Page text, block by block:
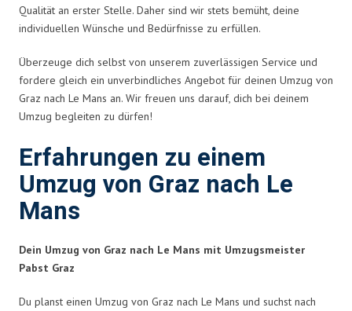
Qualität an erster Stelle. Daher sind wir stets bemüht, deine
individuellen Wünsche und Bedürfnisse zu erfüllen.
Überzeuge dich selbst von unserem zuverlässigen Service und
fordere gleich ein unverbindliches Angebot für deinen Umzug von
Graz nach Le Mans an. Wir freuen uns darauf, dich bei deinem
Umzug begleiten zu dürfen!
Erfahrungen zu einem
Umzug von Graz nach Le
Mans
Dein Umzug von Graz nach Le Mans mit Umzugsmeister
Pabst Graz
Du planst einen Umzug von Graz nach Le Mans und suchst nach